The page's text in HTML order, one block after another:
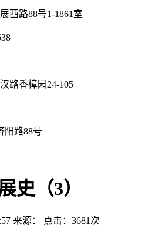
西路88号1-1861室
路香樟园24-105
阳路88号
史（3）
来源： 点击：3681次